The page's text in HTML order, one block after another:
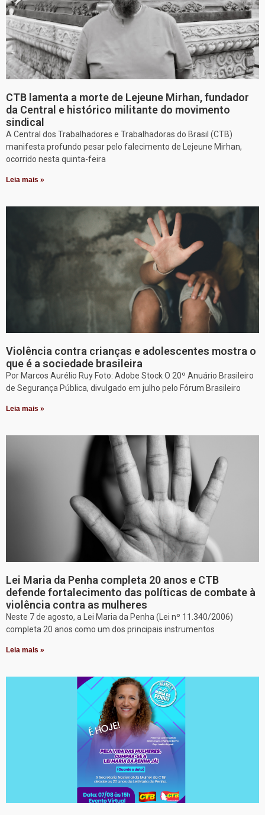
CTB lamenta a morte de Lejeune Mirhan, fundador
da Central e histórico militante do movimento
sindical
A Central dos Trabalhadores e Trabalhadoras do Brasil (CTB)
manifesta profundo pesar pelo falecimento de Lejeune Mirhan,
ocorrido nesta quinta-feira
Leia mais »
Violência contra crianças e adolescentes mostra o
que é a sociedade brasileira
Por Marcos Aurélio Ruy Foto: Adobe Stock O 20º Anuário Brasileiro
de Segurança Pública, divulgado em julho pelo Fórum Brasileiro
Leia mais »
Lei Maria da Penha completa 20 anos e CTB
defende fortalecimento das políticas de combate à
violência contra as mulheres
Neste 7 de agosto, a Lei Maria da Penha (Lei nº 11.340/2006)
completa 20 anos como um dos principais instrumentos
Leia mais »